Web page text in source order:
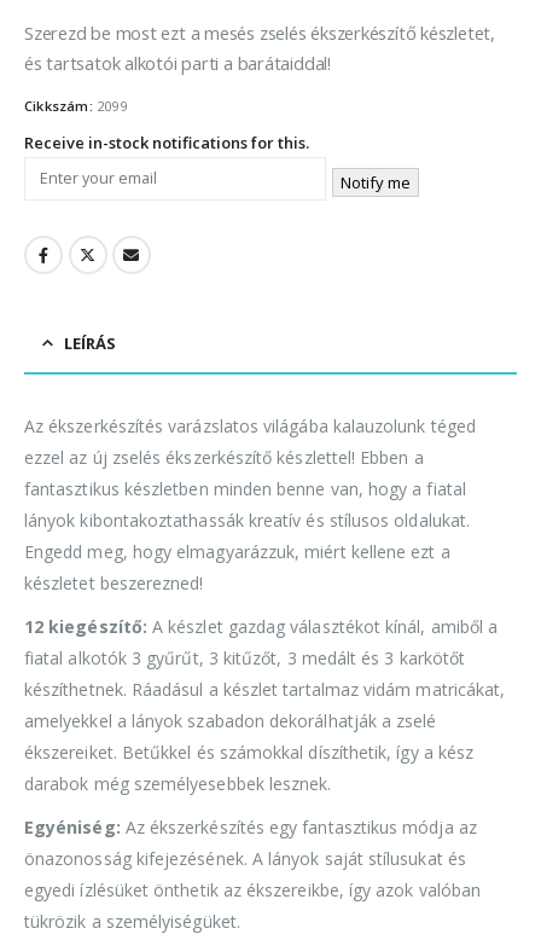
Szerezd be most ezt a mesés zselés ékszerkészítő készletet,
és tartsatok alkotói parti a barátaiddal!
Cikkszám: 2099
Receive in-stock notifications for this.
Notify me
LEÍRÁS
Az ékszerkészítés varázslatos világába kalauzolunk téged
ezzel az új zselés ékszerkészítő készlettel! Ebben a
fantasztikus készletben minden benne van, hogy a fiatal
lányok kibontakoztathassák kreatív és stílusos oldalukat.
Engedd meg, hogy elmagyarázzuk, miért kellene ezt a
készletet beszerezned!
12 kiegészítő: A készlet gazdag választékot kínál, amiből a
fiatal alkotók 3 gyűrűt, 3 kitűzőt, 3 medált és 3 karkötőt
készíthetnek. Ráadásul a készlet tartalmaz vidám matricákat,
amelyekkel a lányok szabadon dekorálhatják a zselé
ékszereiket. Betűkkel és számokkal díszíthetik, így a kész
darabok még személyesebbek lesznek.
Egyéniség: Az ékszerkészítés egy fantasztikus módja az
önazonosság kifejezésének. A lányok saját stílusukat és
egyedi ízlésüket önthetik az ékszereikbe, így azok valóban
tükrözik a személyiségüket.